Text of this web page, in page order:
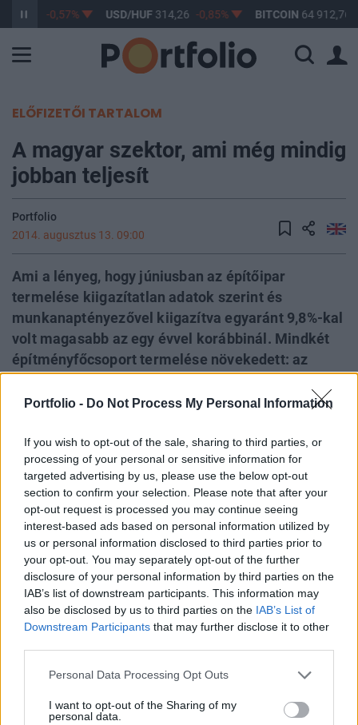
Portfolio - Do Not Process My Personal Information
If you wish to opt-out of the sale, sharing to third parties, or
processing of your personal or sensitive information for
targeted advertising by us, please use the below opt-out
section to confirm your selection. Please note that after your
opt-out request is processed you may continue seeing
interest-based ads based on personal information utilized by
us or personal information disclosed to third parties prior to
your opt-out. You may separately opt-out of the further
disclosure of your personal information by third parties on the
IAB’s list of downstream participants. This information may
also be disclosed by us to third parties on the IAB’s List of
Downstream Participants that may further disclose it to other
Personal Data Processing Opt Outs
I want to opt-out of the Sharing of my
personal data.
363,34 -0,57% USD/HUF314,26 -0,85% BITCOIN 64 912,76
ELŐFIZETŐI TARTALOM
A magyar szektor, ami még mindig
jobban teljesít
Portfolio
2014. augusztus 13. 09:00
Ami a lényeg, hogy júniusban az építőipar
termelése kiigazítatlan adatok szerint és
munkanaptényezővel kiigazítva egyaránt 9,8%-kal
volt magasabb az egy évvel korábbinál. Mindkét
építményfőcsoport termelése növekedett: az
Az építőipar termelői árai 2014. II. negyedévében
kal emelkedtek, áll a KSH legfrissebb
jelentésében.
Property Investment Forum 2026A hazai ingatlanpiac
legnagyobb üzleti és networking találkozója! Idén a 22.
alkalommal!Információ és jelentkezésAz építőipari
termelés másfél éve tartó növekedése júniusban a korábbi
hónapokban megfigyelt nagyarányú bővüléshez képest
kisebb mértékű volt. Ezt részben az épületek
szerkezetépítését végző vállalkozások termelésének...
KEDVES OLVASÓNK!
tartozik, melynek olvasása előfizetéses